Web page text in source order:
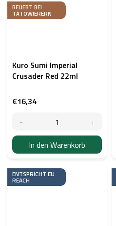
BELIEBT BEI
TÄTOWIERERN
Kuro Sumi Imperial
Crusader Red 22ml
€16,34
In den Warenkorb
ENTSPRICHT EU
REACH